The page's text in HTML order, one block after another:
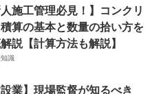
人施工管理必見！】コンクリ
算の基本と数量の拾い方を
説【計算方法も解説】
識
設業】現場監督が知るべき